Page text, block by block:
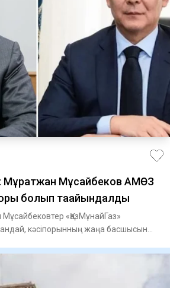
Мұратжан Мұсайбеков АМӨЗ
болып ​тағайындалды
«ҚазМұнайГаз»
кәсіпорынның жаңа басшысын